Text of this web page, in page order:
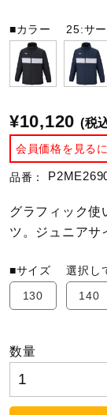
バレ
バドミ
陸上競
卓球
柔道
■カラー 25:サ
¥10,120 (税
会員価格を見る
品番：
グラフィック使
ツ。ジュニアサ
■サイズ選択し
130
140
数量